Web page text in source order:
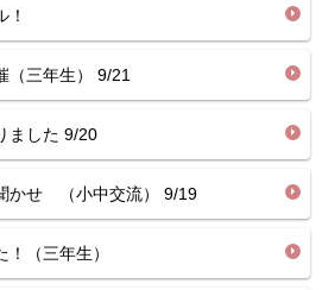
！
（三年生） 9/21
ました 9/20
かせ （小中交流） 9/19
（三年生）